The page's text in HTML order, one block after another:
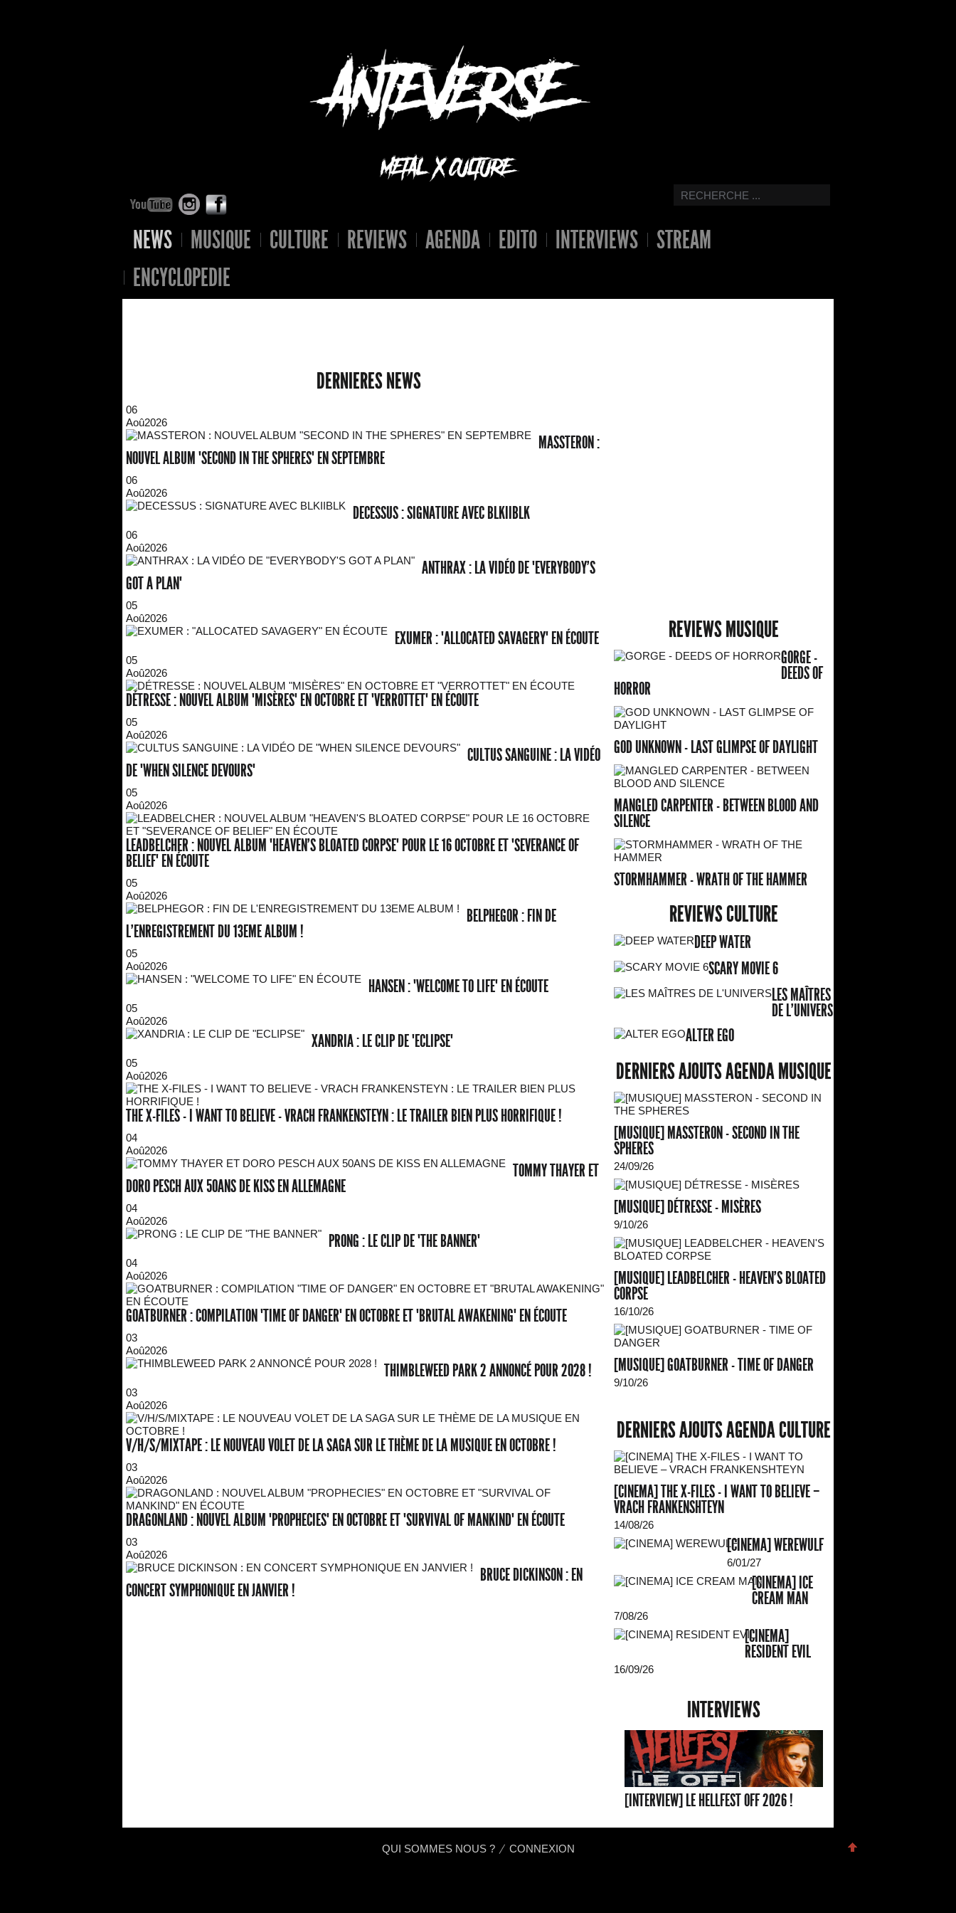
NEWS MUSIQUE CULTURE REVIEWS AGENDA EDITO INTERVIEWS
STREAM
ENCYCLOPEDIE
DERNIERES NEWS
06
Aoû2026
MASSTERON :
NOUVEL ALBUM "SECOND IN THE SPHERES" EN SEPTEMBRE
06
Aoû2026
DECESSUS : SIGNATURE AVEC BLKIIBLK
06
Aoû2026
ANTHRAX : LA VIDÉO DE "EVERYBODY'S
GOT A PLAN"
05
Aoû2026
EXUMER : "ALLOCATED SAVAGERY" EN ÉCOUTE
05
Aoû2026
DÉTRESSE : NOUVEL ALBUM "MISÈRES" EN OCTOBRE ET "VERROTTET" EN ÉCOUTE
05
Aoû2026
CULTUS SANGUINE : LA VIDÉO
DE "WHEN SILENCE DEVOURS"
05
Aoû2026
LEADBELCHER : NOUVEL ALBUM "HEAVEN'S BLOATED CORPSE" POUR LE 16 OCTOBRE ET "SEVERANCE OF
BELIEF" EN ÉCOUTE
05
Aoû2026
BELPHEGOR : FIN DE
L'ENREGISTREMENT DU 13EME ALBUM !
05
Aoû2026
HANSEN : "WELCOME TO LIFE" EN ÉCOUTE
05
Aoû2026
XANDRIA : LE CLIP DE "ECLIPSE"
05
Aoû2026
THE X-FILES - I WANT TO BELIEVE - VRACH FRANKENSTEYN : LE TRAILER BIEN PLUS HORRIFIQUE !
04
Aoû2026
TOMMY THAYER ET
DORO PESCH AUX 50ANS DE KISS EN ALLEMAGNE
04
Aoû2026
PRONG : LE CLIP DE "THE BANNER"
04
Aoû2026
GOATBURNER : COMPILATION "TIME OF DANGER" EN OCTOBRE ET "BRUTAL AWAKENING" EN ÉCOUTE
03
Aoû2026
THIMBLEWEED PARK 2 ANNONCÉ POUR 2028 !
03
Aoû2026
V/H/S/MIXTAPE : LE NOUVEAU VOLET DE LA SAGA SUR LE THÈME DE LA MUSIQUE EN OCTOBRE !
03
Aoû2026
DRAGONLAND : NOUVEL ALBUM "PROPHECIES" EN OCTOBRE ET "SURVIVAL OF MANKIND" EN ÉCOUTE
03
Aoû2026
BRUCE DICKINSON : EN
CONCERT SYMPHONIQUE EN JANVIER !
REVIEWS MUSIQUE
GORGE -
DEEDS OF
HORROR
GOD UNKNOWN - LAST GLIMPSE OF DAYLIGHT
MANGLED CARPENTER - BETWEEN BLOOD AND
SILENCE
STORMHAMMER - WRATH OF THE HAMMER
REVIEWS CULTURE
DEEP WATER
SCARY MOVIE 6
LES MAÎTRES
DE L'UNIVERS
ALTER EGO
DERNIERS AJOUTS AGENDA MUSIQUE
[MUSIQUE] MASSTERON - SECOND IN THE
SPHERES
24/09/26
[MUSIQUE] DÉTRESSE - MISÈRES
9/10/26
[MUSIQUE] LEADBELCHER - HEAVEN'S BLOATED
CORPSE
16/10/26
[MUSIQUE] GOATBURNER - TIME OF DANGER
9/10/26
DERNIERS AJOUTS AGENDA CULTURE
[CINEMA] THE X-FILES - I WANT TO BELIEVE –
VRACH FRANKENSHTEYN
14/08/26
[CINEMA] WEREWULF
6/01/27
[CINEMA] ICE
CREAM MAN
7/08/26
[CINEMA]
RESIDENT EVIL
16/09/26
INTERVIEWS
[INTERVIEW] LE HELLFEST OFF 2026 !
QUI SOMMES NOUS ? CONNEXION